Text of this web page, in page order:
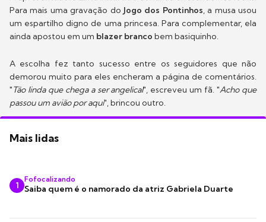
Para mais uma gravação do Jogo dos Pontinhos, a musa usou
um espartilho digno de uma princesa. Para complementar, ela
ainda apostou em um blazer branco bem basiquinho.
A escolha fez tanto sucesso entre os seguidores que não
demorou muito para eles encheram a página de comentários.
"Tão linda que chega a ser angelical", escreveu um fã. "Acho que
passou um avião por aqui", brincou outro.
Mais lidas
1
Fofocalizando
Saiba quem é o namorado da atriz Gabriela Duarte